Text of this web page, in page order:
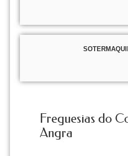
Freguesias do
Angra